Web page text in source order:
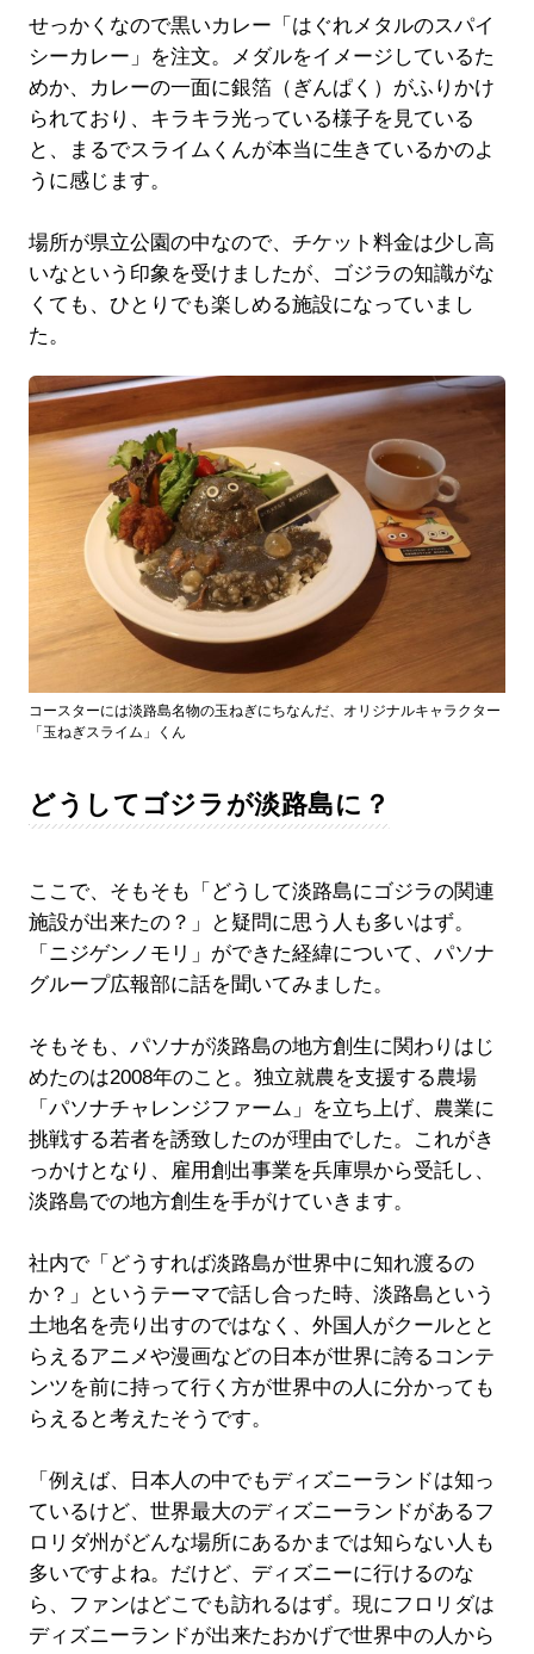
せっかくなので黒いカレー「はぐれメタルのスパイ
シーカレー」を注文。メダルをイメージしているた
めか、カレーの一面に銀箔（ぎんぱく）がふりかけ
られており、キラキラ光っている様子を見ている
と、まるでスライムくんが本当に生きているかのよ
うに感じます。
場所が県立公園の中なので、チケット料金は少し高
いなという印象を受けましたが、ゴジラの知識がな
くても、ひとりでも楽しめる施設になっていまし
た。
コースターには淡路島名物の玉ねぎにちなんだ、オリジナルキャラクター
「玉ねぎスライム」くん
どうしてゴジラが淡路島に？
ここで、そもそも「どうして淡路島にゴジラの関連
施設が出来たの？」と疑問に思う人も多いはず。
「ニジゲンノモリ」ができた経緯について、パソナ
グループ広報部に話を聞いてみました。
そもそも、パソナが淡路島の地方創生に関わりはじ
めたのは2008年のこと。独立就農を支援する農場
「パソナチャレンジファーム」を立ち上げ、農業に
挑戦する若者を誘致したのが理由でした。これがき
っかけとなり、雇用創出事業を兵庫県から受託し、
淡路島での地方創生を手がけていきます。
社内で「どうすれば淡路島が世界中に知れ渡るの
か？」というテーマで話し合った時、淡路島という
土地名を売り出すのではなく、外国人がクールとと
らえるアニメや漫画などの日本が世界に誇るコンテ
ンツを前に持って行く方が世界中の人に分かっても
らえると考えたそうです。
「例えば、日本人の中でもディズニーランドは知っ
ているけど、世界最大のディズニーランドがあるフ
ロリダ州がどんな場所にあるかまでは知らない人も
多いですよね。だけど、ディズニーに行けるのな
ら、ファンはどこでも訪れるはず。現にフロリダは
ディズニーランドが出来たおかげで世界中の人から